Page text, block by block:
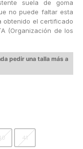
suela de goma
no puede faltar esta
obtenido el certificado
(Organización de los
pedir una talla más a
41